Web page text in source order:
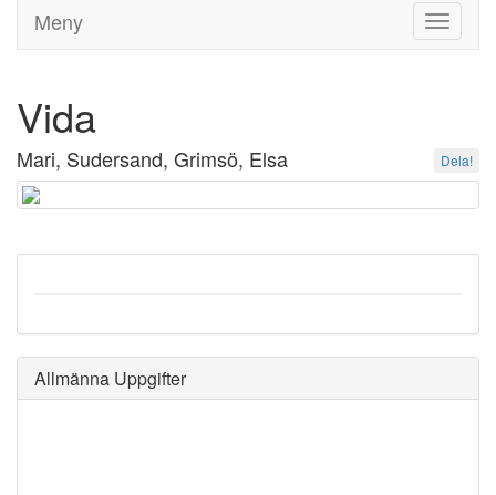
Toggle
Meny
Vida
Mari, Sudersand, Grimsö, Elsa Dela!
Allmänna Uppgifter